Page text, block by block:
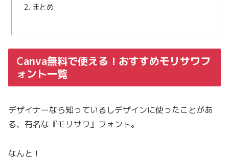
まとめ
Canva無料で使える！おすすめモリサワフ
ォント一覧
デザイナーなら知っているしデザインに使ったことがあ
る、有名な『モリサワ』フォント。
なんと！